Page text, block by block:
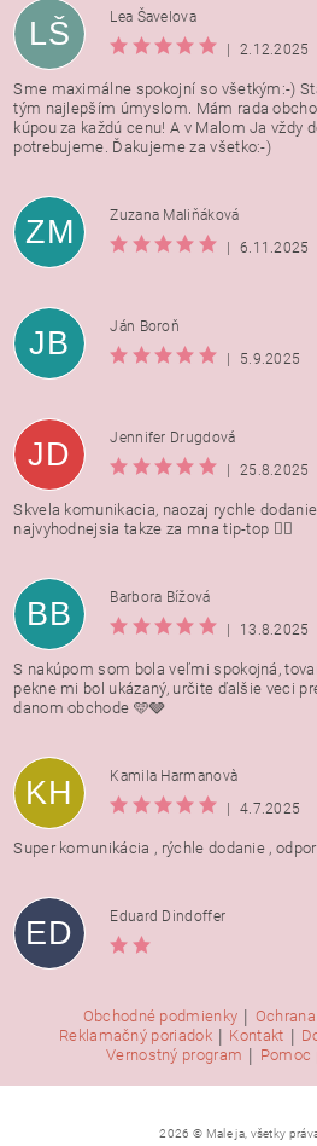
LŠ
Lea Šavelova
|
2.12.2025
Sme maximálne spokojní so všetkým:-)
tým najlepším úmyslom. Mám rada
kúpou za každú cenu! A v Malom Ja vždy
potrebujeme. Ďakujeme za všetko:-)
ZM
Zuzana Maliňáková
|
6.11.2025
JB
Ján Boroň
|
5.9.2025
JD
Jennifer Drugdová
|
25.8.2025
Skvela komunikacia, naozaj rychle
najvyhodnejsia takze za mna tip-top 👍🏻
BB
Barbora Bížová
|
13.8.2025
S nakúpom som bola veľmi spokojná,
pekne mi bol ukázaný, určite ďalšie veci
danom obchode 🩵🩶
KH
Kamila Harmanovà
|
4.7.2025
Super komunikácia , rýchle dodanie ,
ED Eduard Dindoffer
Obchodné podmienky |
Reklamačný poriadok | Kontakt |
Vernostný program | Pomoc
2026 © Male ja, všetky